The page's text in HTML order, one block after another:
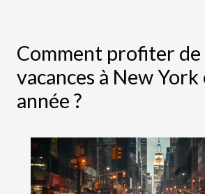
Comment profiter de
vacances à New
année ?